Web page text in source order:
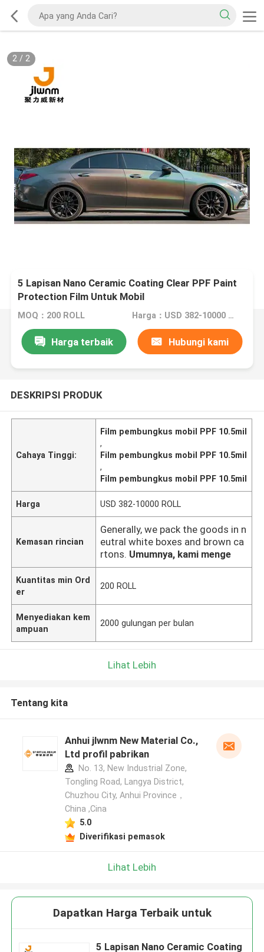
2/ 2
5 Lapisan Nano Ceramic Coating Clear PPF Paint
Protection Film Untuk Mobil
MOQ：200 ROLL Harga：USD 382-10000 ROLL
Harga terbaik Hubungi kami
DESKRIPSI PRODUK
Cahaya Tinggi:
Film pembungkus mobil PPF 10.5mil
,
Film pembungkus mobil PPF 10.5mil
,
Film pembungkus mobil PPF 10.5mil
Harga USD 382-10000 ROLL
Kemasan rincian
Generally, we pack the goods in n
eutral white boxes and brown ca
rtons. Umumnya, kami menge
Kuantitas min Ord
er
200 ROLL
Menyediakan kem
ampuan
2000 gulungan per bulan
Lihat Lebih
Tentang kita
Anhui jlwnm New Material Co.,
Ltd profil pabrikan
No. 13, New Industrial Zone,
Tongling Road, Langya District,
Chuzhou City, Anhui Province，
China ,Cina
5.0
Diverifikasi pemasok
Lihat Lebih
Dapatkan Harga Terbaik untuk
5 Lapisan Nano Ceramic Coating